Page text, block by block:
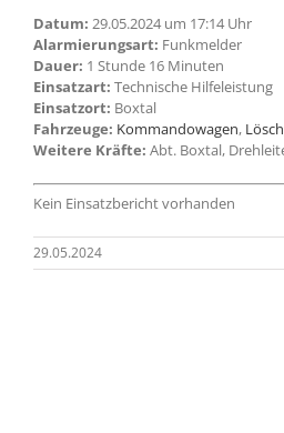
Datum: 29.05.2024 um 17:14 Uhr
Alarmierungsart: Funkmelder
Dauer: 1 Stunde 16 Minuten
Einsatzart: Technische Hilfeleistung
Einsatzort: Boxtal
Fahrzeuge: Kommandowagen,
Weitere Kräfte: Abt. Boxtal,
Kein Einsatzbericht vorhanden
29.05.2024